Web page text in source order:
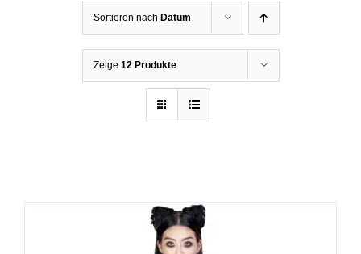
Sortieren nach Datum
Zeige 12 Produkte